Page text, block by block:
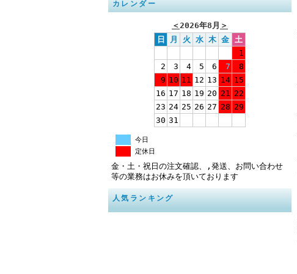
カレンダー
＜2026年8月 ＞
日
月 火 水 木 金 土
1
2
3 4 5 6 7
8
9 10 11 12 13 14 15
16 17 18 19 20 21 22
23 24 25 26 27 28 29
30 31
今日
定休日
金・土・祝日の注文確認、,発送、お問い合わせ
等の業務はお休みを頂いております
人気ランキング